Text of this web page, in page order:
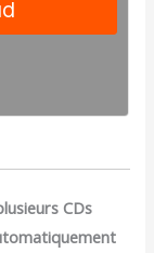
CDs